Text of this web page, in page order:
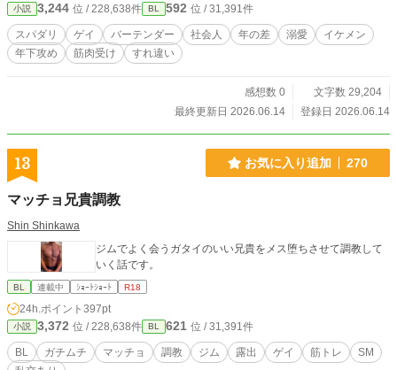
小説 3,244 位 / 228,638件 BL 592 位 / 31,391件
スパダリ ゲイ バーテンダー 社会人 年の差 溺愛
イケメン
年下攻め
筋肉受け すれ違い
感想数 0
文字数 29,204
最終更新日 2026.06.14
登録日 2026.06.14
13 お気に入り追加 270
マッチョ兄貴調教
Shin Shinkawa
ジムでよく会うガタイのいい兄貴をメス堕ちさせて調教して
いく話です。
BL 連載中 ｼｮｰﾄｼｮｰﾄ R18
24h.ポイント 397pt
小説 3,372 位 / 228,638件 BL 621 位 / 31,391件
BL ガチムチ マッチョ 調教 ジム 露出 ゲイ 筋トレ
SM